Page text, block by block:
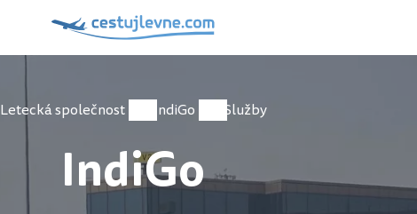
Letecká společnost IndiGo Služby
IndiGo